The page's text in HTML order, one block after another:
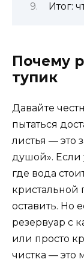
Итог:
Почему
тупик
Давайте
пытаться
листья — это
душой». Если
где вода
кристальной
оставить. Но
резервуар с
или просто
чистка — это